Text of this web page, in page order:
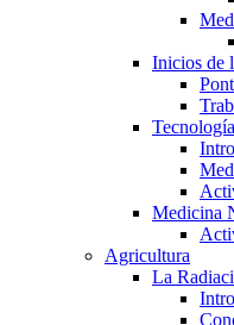
Inicios de
Medicina
Agricultura
La